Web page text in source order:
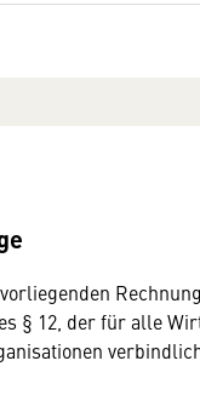
§ 12, der für alle